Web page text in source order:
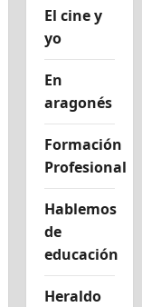
El cine y
yo
En
aragonés
Formación
Profesional
Hablemos
de
educación
Heraldo